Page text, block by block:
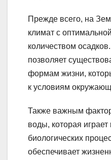
Прежде всего, на
климат с
количеством
позволяет
формам жизни,
к условиям
Также важным
воды, которая
биологических
обеспечивает